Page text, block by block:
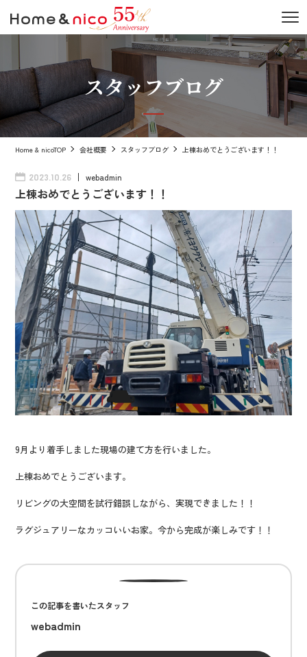
スタッフブログ
Home & nicoTOP 会社概要 スタッフブログ 上棟おめでとうございます！！
2023.10.26 webadmin
上棟おめでとうございます！！
9月より着手しました現場の建て方を行いました。
上棟おめでとうございます。
リビングの大空間を試行錯誤しながら、実現できました！！
ラグジュアリーなカッコいいお家。今から完成が楽しみです！！
この記事を書いたスタッフ
webadmin